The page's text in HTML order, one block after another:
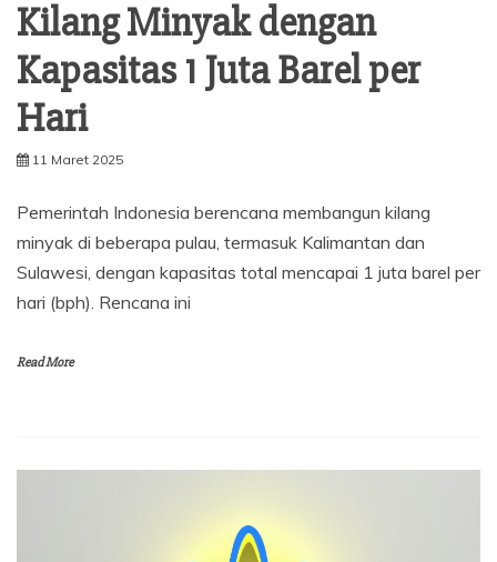
Kilang Minyak dengan
Kapasitas 1 Juta Barel per
Hari
11 Maret 2025
Pemerintah Indonesia berencana membangun kilang
minyak di beberapa pulau, termasuk Kalimantan dan
Sulawesi, dengan kapasitas total mencapai 1 juta barel per
hari (bph). Rencana ini
Read More